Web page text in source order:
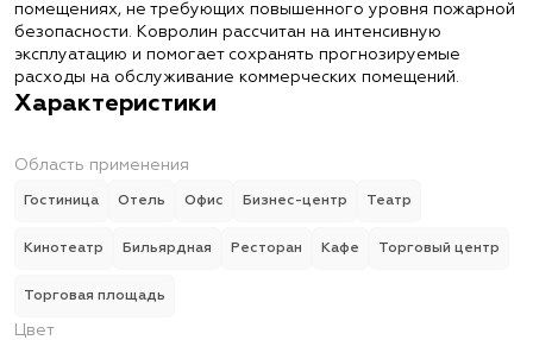
помещениях, не требующих повышенного уровня пожарной
безопасности. Ковролин рассчитан на интенсивную
эксплуатацию и помогает сохранять прогнозируемые
расходы на обслуживание коммерческих помещений.
Характеристики
Область применения
Гостиница Отель Офис Бизнес-центр Театр
Кинотеатр Бильярдная Ресторан Кафе Торговый центр
Торговая площадь
Цвет